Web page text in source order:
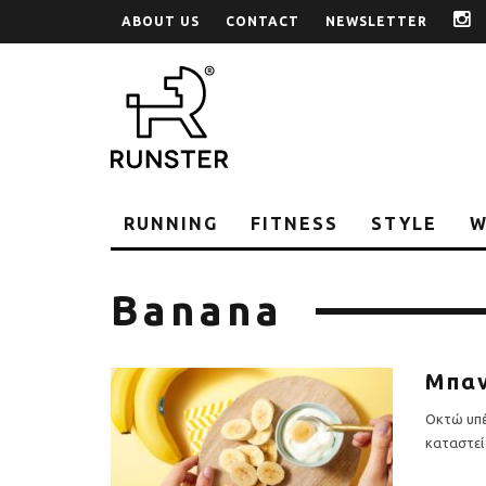
ABOUT US CONTACT NEWSLETTER
RUNNING FITNESS STYLE
Banana
Οκτώ